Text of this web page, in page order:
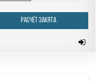
РАСЧЁТ ЗАКЯТА